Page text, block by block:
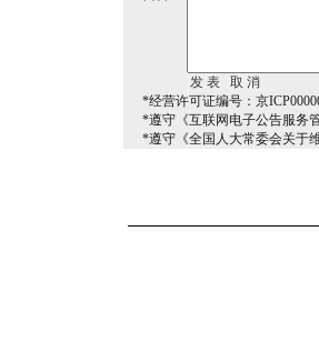
*经营许可证编号：京
*遵守《互联网电子公告服务
*遵守《全国人大常委会关于